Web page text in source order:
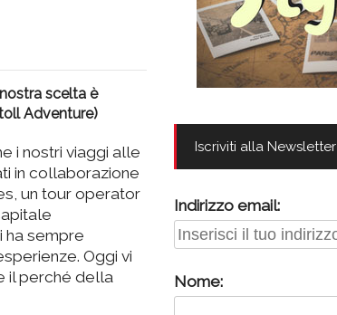
scelta è
Adventure)
i nostri viaggi alle
in collaborazione
un tour operator
ha sempre
Oggi vi
il perché della
Iscriviti alla Newsletter
Indirizzo email:
Nome: